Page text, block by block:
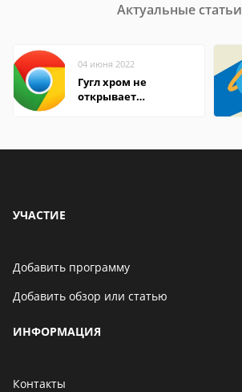
Актуальные статьи
04 июня 2022
Гугл хром не
открывает
УЧАСТИЕ
Добавить программу
Добавить обзор или статью
ИНФОРМАЦИЯ
Контакты